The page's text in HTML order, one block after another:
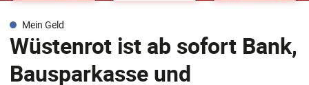
Mein Geld
Wüstenrot ist ab sofort Bank,
Bausparkasse und